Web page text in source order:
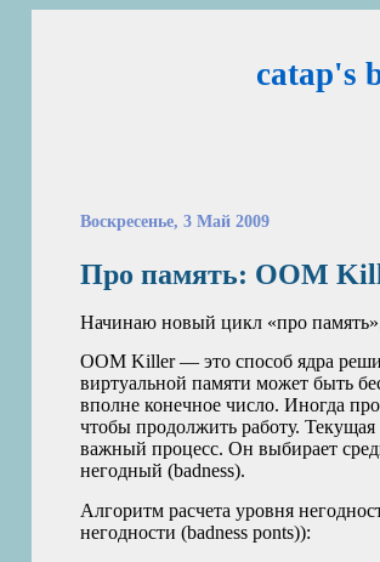
catap's
Воскресенье, 3 Май 2009
Про память: OOM
Начинаю новый цикл «про
OOM Killer — это способ ядра
виртуальной памяти может быть
вполне конечное число. Иногда
чтобы продолжить работу.
важный процесс. Он выбирает
негодный (badness).
Алгоритм расчета уровня
негодности (badness ponts)):